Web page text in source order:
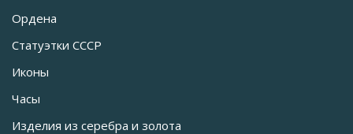
Ордена
Статуэтки СССР
Иконы
Часы
Изделия из серебра и золота